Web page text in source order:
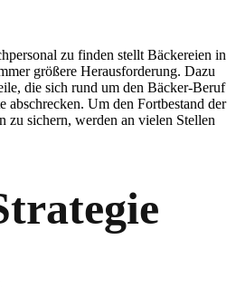
zu finden stellt Bäckereien in
größere Herausforderung. Dazu
die sich rund um den Bäcker-Beruf
abschrecken. Um den Fortbestand der
zu sichern, werden an vielen Stellen